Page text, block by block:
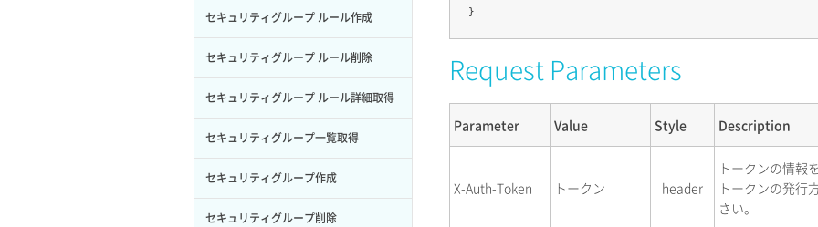
パーミッション一覧取得
ロールからパーミッションを紐づけ解
コンソールURL発行
サーバーに紐づくアドレス取得
サーバーに紐づくアドレス取得（ネッ
トワーク指定）
サーバーに紐づくセキュリティグルー
プ取得
サーバープラン一覧取得
セキュリティグループ ルール作成
セキュリティグループ ルール削除
セキュリティグループ ルール詳細取得
セキュリティグループ一覧取得
セキュリティグループ作成
セキュリティグループ削除
Request Parameters
Parameter Value Style Description
X-Auth-Token トークン header
トークンの情報
トークンの発行
さい。